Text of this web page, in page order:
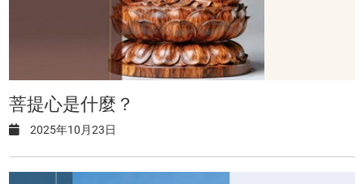
菩提心是什麼？
2025年10月23日